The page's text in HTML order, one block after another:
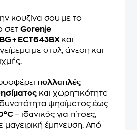
κουζίνα σου με το
σετ Gorenje
+ ECT643BX και
με στυλ, άνεση και
πολλαπλές
και χωρητικότητα
ψησίματος έως
– ιδανικός για πίτσες,
μαγειρική έμπνευση. Από